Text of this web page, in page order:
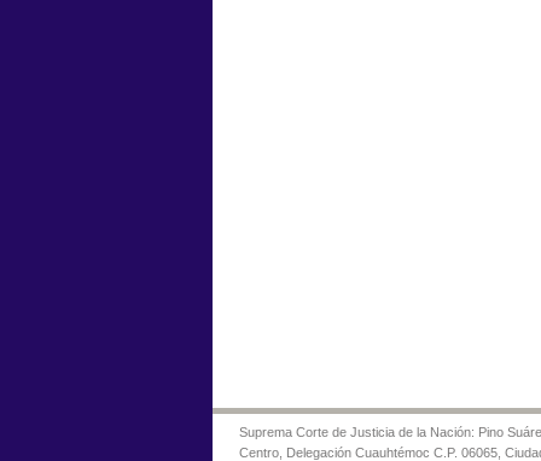
Suprema Corte de Justicia de la Nación: Pino
Centro, Delegación Cuauhtémoc C.P. 06065,